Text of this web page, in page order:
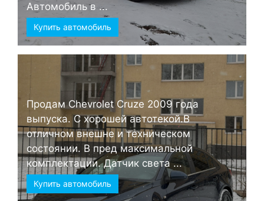
Автомобиль в ...
Купить автомобиль
Продам Chevrolet Cruze 2009 года
выпуска. С хорошей автотекой.В
отличном внешне и техническом
состоянии. В пред максимальной
комплектации. Датчик света ...
Купить автомобиль